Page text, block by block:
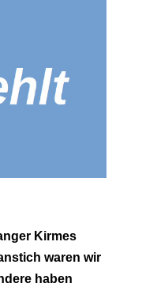
Kirmes
waren wir
haben